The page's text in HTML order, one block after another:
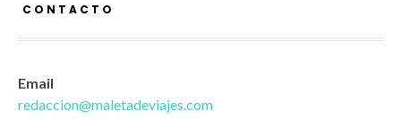
CONTACTO
Email
redaccion@maletadeviajes.com